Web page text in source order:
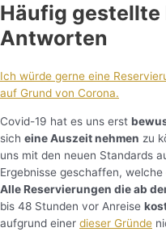
Häufig gestellte
Antworten
Ich würde gerne eine
auf Grund von Corona.
Covid-19 hat es uns erst
sich eine Auszeit nehmen zu
uns mit den neuen Standards
Ergebnisse geschaffen,
Alle Reservierungen die ab
bis 48 Stunden vor Anreise
aufgrund einer dieser Gründe